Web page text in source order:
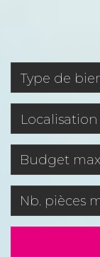
Type de
Localisation